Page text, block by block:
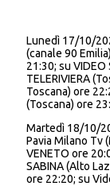
Lunedì 17/10/
(canale 90
21:30; su VIDEO
TELERIVIERA
Toscana) ore
(Toscana) ore
Martedì 18/10/
Pavia Milano Tv
VENETO ore
SABINA (Alto
ore 22:20; su